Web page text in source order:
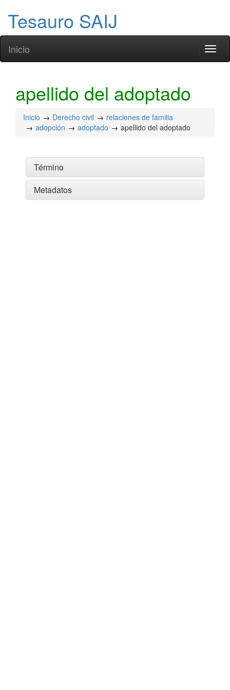
Tesauro SAIJ
Inicio
apellido del adoptado
Inicio Derecho civil
relaciones de familia
adopción
adoptado apellido del adoptado
Término
Metadatos